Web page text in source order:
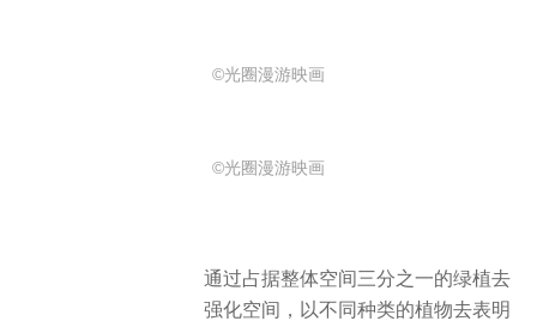
©光圈漫游映画
©光圈漫游映画
通过占据整体空间三分之一的绿植去
强化空间，以不同种类的植物去表明